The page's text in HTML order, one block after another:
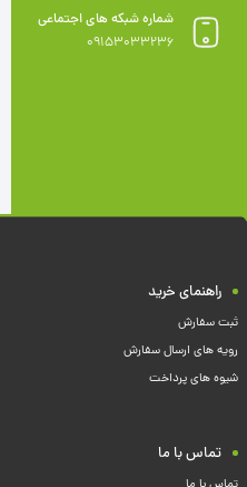
شماره شبکه های اجتماعی
09153033236
راهنمای خرید
ثبت سفارش
رویه های ارسال سفارش
شیوه های پرداخت
تماس با ما